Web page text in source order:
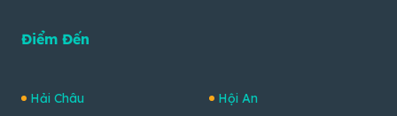
Điểm Đến
Hải Châu
Hội An